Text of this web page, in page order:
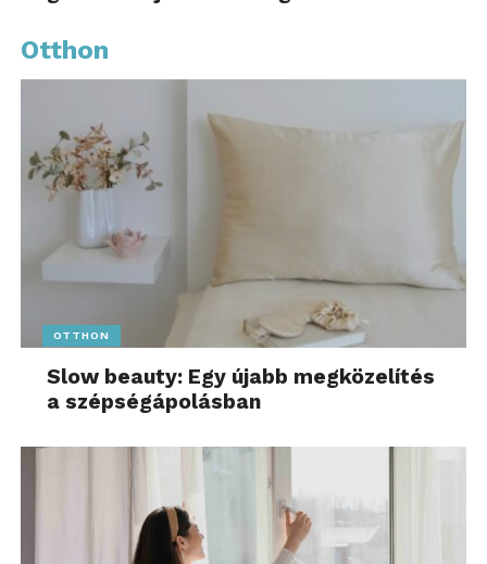
Otthon
OTTHON
Slow beauty: Egy újabb megközelítés
a szépségápolásban